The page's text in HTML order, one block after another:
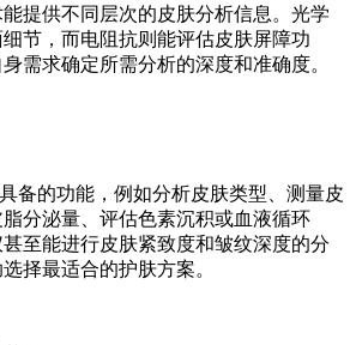
提供不同层次的皮肤分析信息。光学
节，而电阻抗则能评估皮肤屏障功
需求确定所需分析的深度和准确度。
备的功能，例如分析皮肤类型、测量皮
分泌量、评估色素沉积或血液循环
至能进行皮肤紧致度和皱纹深度的分
择最适合的护肤方案。